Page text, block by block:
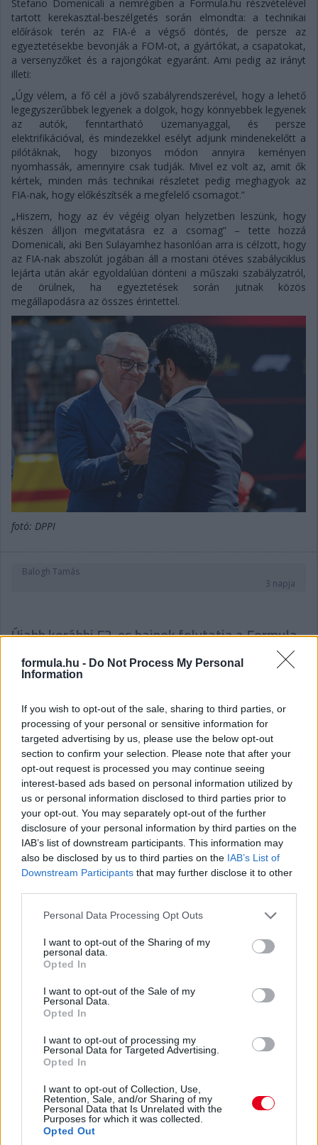
formula.hu - Do Not Process My Personal
Information
If you wish to opt-out of the sale, sharing to third parties, or
processing of your personal or sensitive information for
targeted advertising by us, please use the below opt-out
section to confirm your selection. Please note that after your
opt-out request is processed you may continue seeing
interest-based ads based on personal information utilized by
us or personal information disclosed to third parties prior to
your opt-out. You may separately opt-out of the further
disclosure of your personal information by third parties on the
IAB’s list of downstream participants. This information may
also be disclosed by us to third parties on the IAB’s List of
Downstream Participants that may further disclose it to other
Please note that this website/app uses one or more Google
not limited to your visit or usage behaviour. You may click to
grant or deny consent to Google and its third-party tags to
use your data for below specified purposes in below Google
consent section.
Personal Data Processing Opt Outs
I want to opt-out of the Sharing of my
personal data.
Opted In
I want to opt-out of the Sale of my
Personal Data.
Opted In
I want to opt-out of processing my
Personal Data for Targeted Advertising.
Opted In
I want to opt-out of Collection, Use,
Retention, Sale, and/or Sharing of my
Personal Data that Is Unrelated with the
Purposes for which it was collected.
Opted Out
Stefano Domenicali a nemrégiben a Formula.hu részvételével
tartott kerekasztal-beszélgetés során elmondta: a technikai
előírások terén az FIA-é a végső döntés, de persze az
egyeztetésekbe bevonják a FOM-ot, a gyártókat, a csapatokat,
a versenyzőket és a rajongókat egyaránt. Ami pedig az irányt
illeti:
„Úgy vélem, a fő cél a jövő szabályrendszerével, hogy a lehető
legegyszerűbbek legyenek a dolgok, hogy könnyebbek legyenek
az autók, fenntartható üzemanyaggal, és persze
elektrifikációval, és mindezekkel esélyt adjunk mindenekelőtt a
pilótáknak, hogy bizonyos módon annyira keményen
nyomhassák, amennyire csak tudják. Mivel ez volt az, amit ők
kértek, minden más technikai részletet pedig meghagyok az
FIA-nak, hogy előkészítsék a megfelelő csomagot.”
„Hiszem, hogy az év végéig olyan helyzetben leszünk, hogy
készen álljon megvitatásra ez a csomag” – tette hozzá
Domenicali, aki Ben Sulayamhez hasonlóan arra is célzott, hogy
az FIA-nak abszolút jogában áll a mostani ötéves szabályciklus
lejárta után akár egyoldalúan dönteni a műszaki szabályzatról,
de örülnek, ha egyeztetések során jutnak közös
megállapodásra az összes érintettel.
fotó: DPPI
Balogh Tamás
3 napja
Újabb korábbi F2-es bajnok folytatja a Formula-
Theo Pourchaire lesz az Opel egyik versenyzője a 2026/2027-es
világbajnokságon: előzőleg Nyck de Vries és Felipe Drugovich is
bejárta ezt az utat – előbbi bajnok is lett még a balul elsült F1-
es kitérőjét megelőzően –, most pedig a fő utánpótlás-
szériában 2023-ban csúcsra érő francia követi a példájukat.
Pourchaire az Alfa Romeo/Sauber neveltjeként teszt- és
tartalékpilótai státuszig jutott a Formula-1-ben, de ülést egyszer
sem kapott. Rövid időre feltűnt az IndyCarban az Arrow
McLarennél, majd leginkább a sportautózás felé fordult: tavaly
az ELMS-ben szerepelt, idén pedig a WEC-ben indul a Peugeot
gyári pilótájaként. Az F1-gyel sem veszítette el teljesen a
kapcsolatot, a Mercedes igazolta le fejlesztőversenyzőnek az
idei esztendőre.
karrierem következő lépése, és a legnagyobb lehetőség, amit
bejelentés kapcsán a még mindig csupán 22 éves francia. Az
Opel egyébként újonnan száll be gyári csapattal a Formula-E a
Gen4-es éra első idényében, a másik pilótájuk várhatóan a
Jaguartól tíz év után már biztosan távozó Mitch Evans lesz.